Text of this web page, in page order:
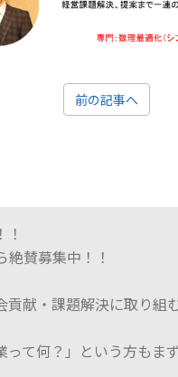
前の記事へ
絶賛募集中！！
貢献・課題解決に取り組
って何？」という方もま